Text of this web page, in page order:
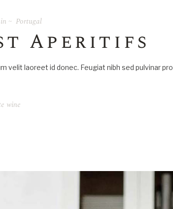
Portugal
Aperitifs
velit laoreet id donec. Feugiat nibh sed pulvinar
wine